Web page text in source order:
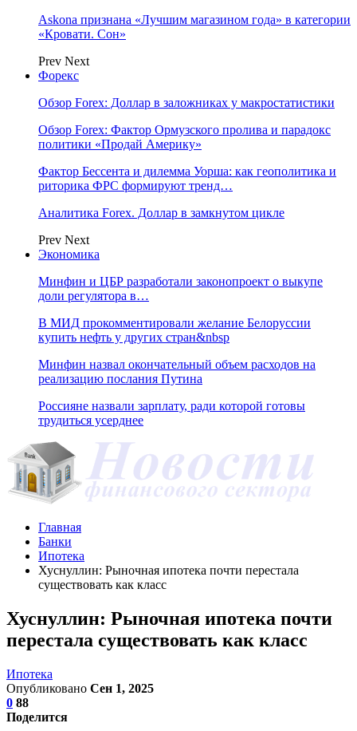
Askona признана «Лучшим магазином года» в категории
«Кровати. Сон»
Prev Next
Форекс
Обзор Forex: Доллар в заложниках у макростатистики
Обзор Forex: Фактор Ормузского пролива и парадокс
политики «Продай Америку»
Фактор Бессента и дилемма Уорша: как геополитика и
риторика ФРС формируют тренд…
Аналитика Forex. Доллар в замкнутом цикле
Prev Next
Экономика
Минфин и ЦБР разработали законопроект о выкупе
доли регулятора в…
В МИД прокомментировали желание Белоруссии
купить нефть у других стран&nbsp
Минфин назвал окончательный объем расходов на
реализацию послания Путина
Россияне назвали зарплату, ради которой готовы
трудиться усерднее
Главная
Банки
Ипотека
Хуснуллин: Рыночная ипотека почти перестала
существовать как класс
Хуснуллин: Рыночная ипотека почти
перестала существовать как класс
Ипотека
Опубликовано Сен 1, 2025
0 88
Поделится